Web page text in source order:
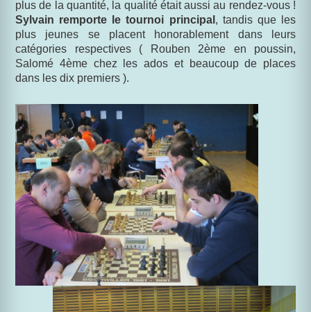
plus de la quantité, la qualité était aussi au rendez-vous !
Sylvain remporte le tournoi principal , tandis que les
plus jeunes se placent honorablement dans leurs
catégories respectives ( Rouben 2ème en poussin,
Salomé 4ème chez les ados et beaucoup de places
dans les dix premiers ).